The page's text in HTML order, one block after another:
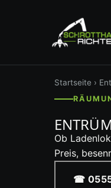
Startseite ›
Ob
Preis,
☎